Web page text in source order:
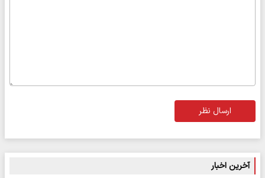
ارسال نظر
آخرین اخبار